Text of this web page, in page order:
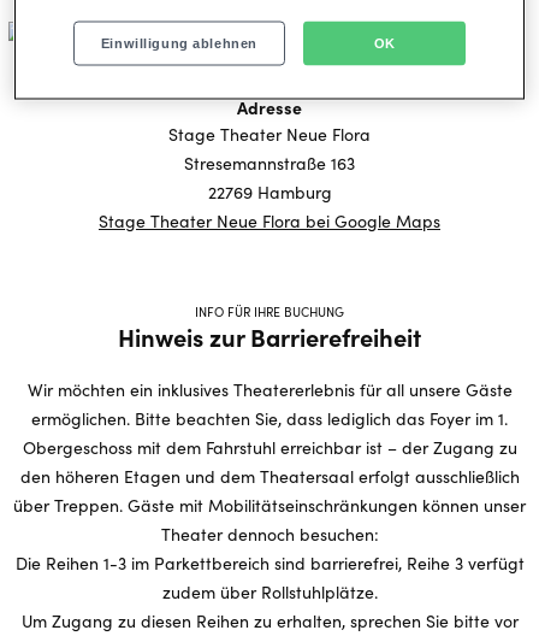
Hier finden Sie uns
Adresse
Stage Theater Neue Flora
Stresemannstraße 163
22769 Hamburg
Stage Theater Neue Flora bei Google Maps
INFO FÜR IHRE BUCHUNG
Hinweis zur Barrierefreiheit
Wir möchten ein inklusives Theatererlebnis für all unsere Gäste
ermöglichen. Bitte beachten Sie, dass lediglich das Foyer im 1.
Obergeschoss mit dem Fahrstuhl erreichbar ist – der Zugang zu
den höheren Etagen und dem Theatersaal erfolgt ausschließlich
über Treppen. Gäste mit Mobilitätseinschränkungen können unser
Theater dennoch besuchen:
Die Reihen 1-3 im Parkettbereich sind barrierefrei, Reihe 3 verfügt
zudem über Rollstuhlplätze.
Um Zugang zu diesen Reihen zu erhalten, sprechen Sie bitte vor
Einwilligung ablehnen OK